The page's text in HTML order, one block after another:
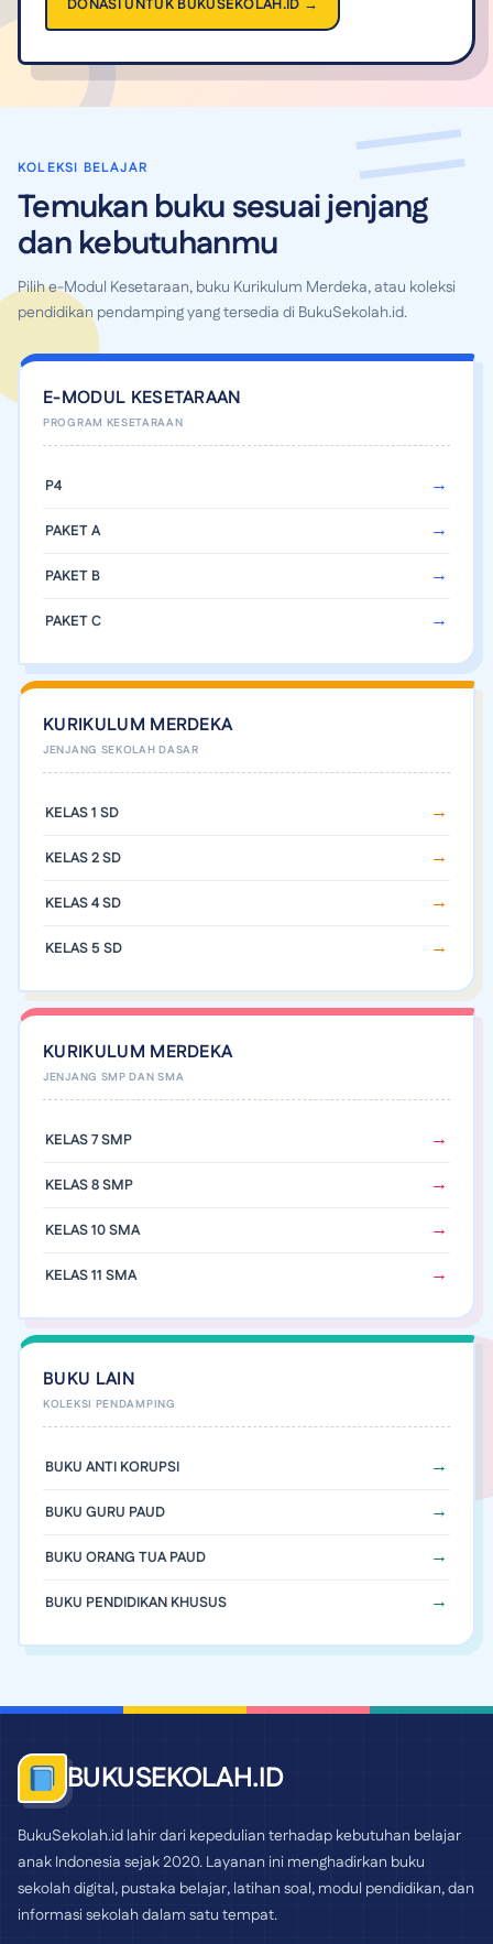
DONASI UNTUK BUKUSEKOLAH.ID →
KOLEKSI BELAJAR
Temukan buku sesuai jenjang
dan kebutuhanmu
Pilih e-Modul Kesetaraan, buku Kurikulum Merdeka, atau koleksi
pendidikan pendamping yang tersedia di BukuSekolah.id.
E-MODUL KESETARAAN
P4
PAKET A
PAKET B
PAKET C
KURIKULUM MERDEKA
KELAS 1 SD
KELAS 2 SD
KELAS 4 SD
KELAS 5 SD
KURIKULUM MERDEKA
KELAS 7 SMP
KELAS 8 SMP
KELAS 10 SMA
KELAS 11 SMA
BUKU LAIN
BUKU ANTI KORUPSI
BUKU GURU PAUD
BUKU ORANG TUA PAUD
BUKU PENDIDIKAN KHUSUS
BUKUSEKOLAH.ID
BukuSekolah.id lahir dari kepedulian terhadap kebutuhan belajar
anak Indonesia sejak 2020. Layanan ini menghadirkan buku
sekolah digital, pustaka belajar, latihan soal, modul pendidikan, dan
informasi sekolah dalam satu tempat.